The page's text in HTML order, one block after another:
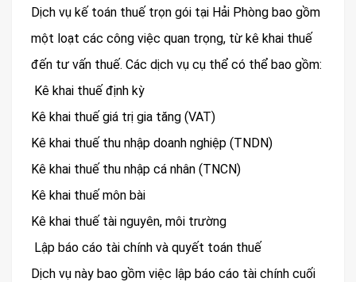
Dịch vụ kế toán thuế trọn gói tại Hải Phòng bao gồm
một loạt các công việc quan trọng, từ kê khai thuế
đến tư vấn thuế. Các dịch vụ cụ thể có thể bao gồm:
Kê khai thuế định kỳ
Kê khai thuế giá trị gia tăng (VAT)
Kê khai thuế thu nhập doanh nghiệp (TNDN)
Kê khai thuế thu nhập cá nhân (TNCN)
Kê khai thuế môn bài
Kê khai thuế tài nguyên, môi trường
Lập báo cáo tài chính và quyết toán thuế
Dịch vụ này bao gồm việc lập báo cáo tài chính cuối